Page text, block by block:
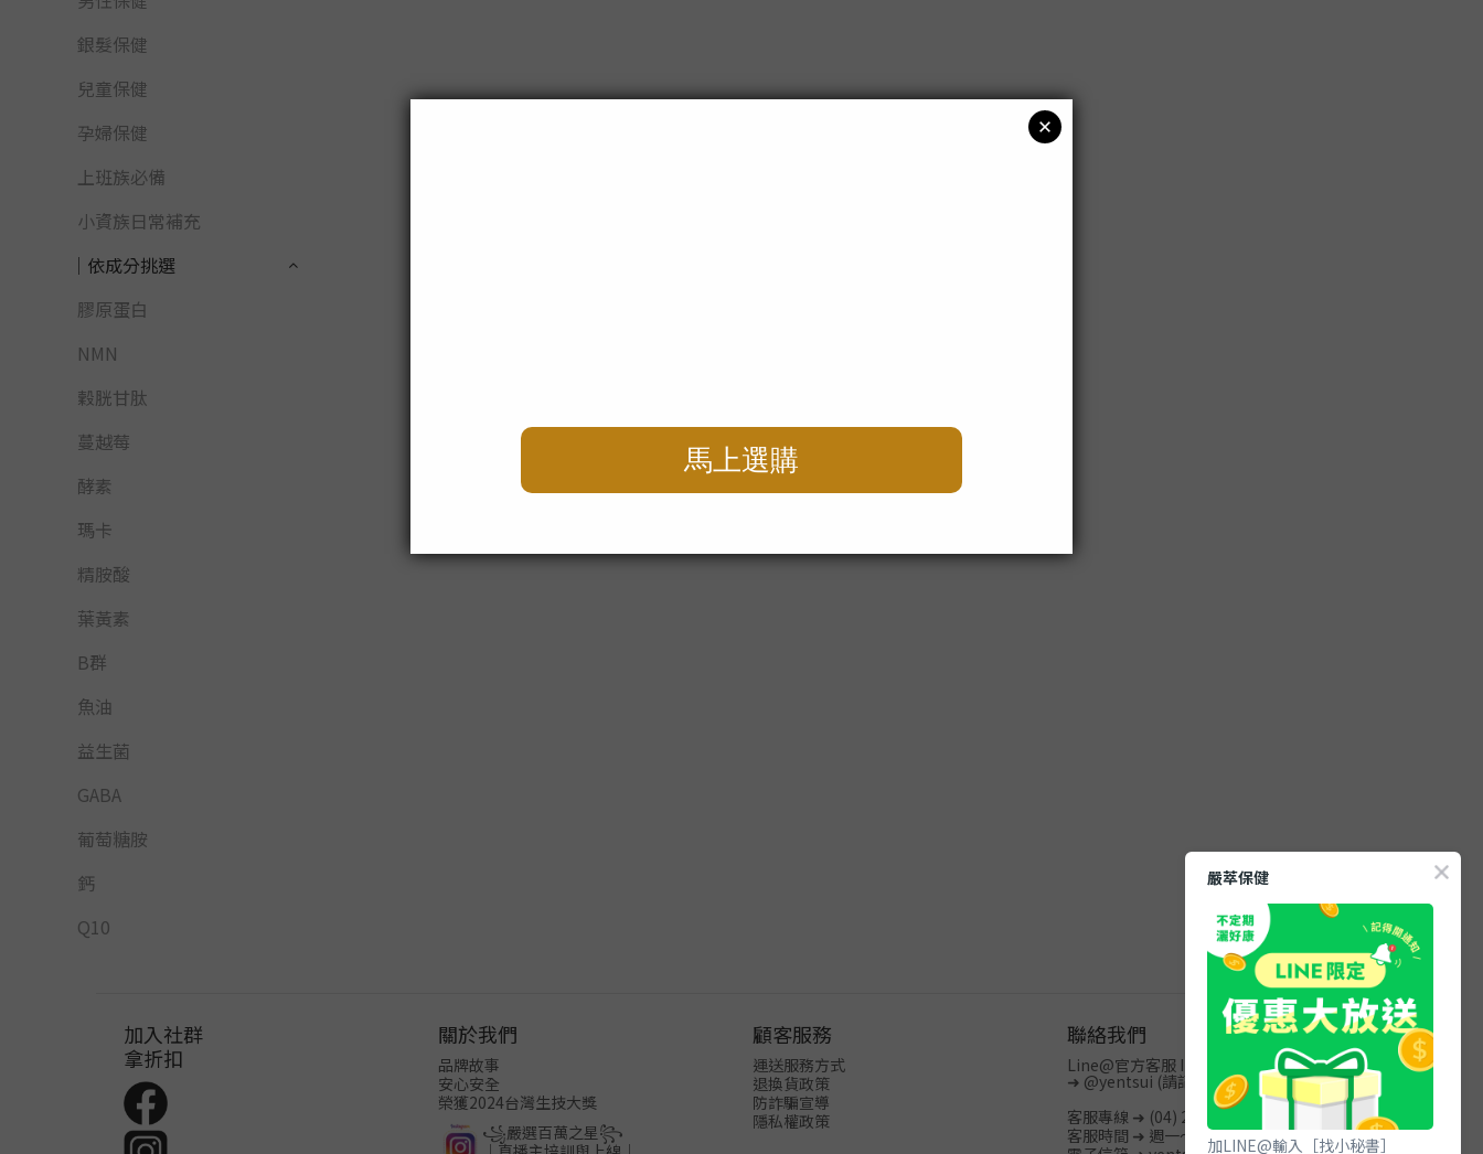
銀髮保健
兒童保健
孕婦保健
上班族必備
小資族日常補充
│依成分挑選
膠原蛋白
NMN
穀胱甘肽
蔓越莓
酵素
瑪卡
精胺酸
葉黃素
B群
魚油
益生菌
GABA
葡萄糖胺
鈣
Q10
加入社群
拿折扣
關於我們
品牌故事
安心安全
榮獲2024台灣生技大獎
꧁嚴選百萬之星꧂
顧客服務
運送服務方式
退換貨政策
防詐騙宣導
隱私權政策
聯絡我們
Line@官方客服 ID
➜ @yentsui (請記得加@)
客服專線 ➜ (04) 2512-3996
客服時間 ➜ 週一～週五 / 08:00-20:00
嚴萃保健
加LINE@輸入［找小秘書］